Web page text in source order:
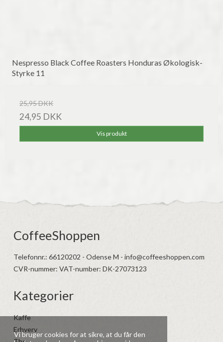
Vi bruger cookies for at sikre, at du får den
Nespresso Black Coffee Roasters Honduras Økologisk-
Styrke 11
25,95 DKK
24,95 DKK
Vis produkt
CoffeeShoppen
Telefonnr.: 66120202 - Odense M - info@coffeeshoppen.com
CVR-nummer: VAT-number: DK-27073123
Kategorier
Kaffe
Erhverv